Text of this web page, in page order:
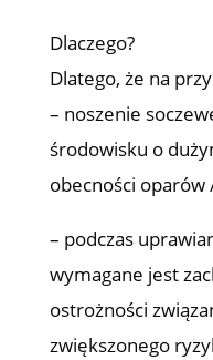
Dlaczego?
Dlatego, że na
– noszenie
środowisku o
obecności oparów
– podczas
wymagane jest
ostrożności
zwiększonego